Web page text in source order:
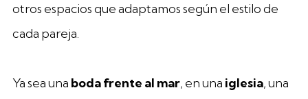
otros espacios que adaptamos según el estilo de
cada pareja.
Ya sea una boda frente al mar, en una iglesia, una